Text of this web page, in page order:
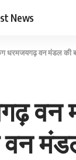
News
धरमजयगढ़ वन मंडल की
वन